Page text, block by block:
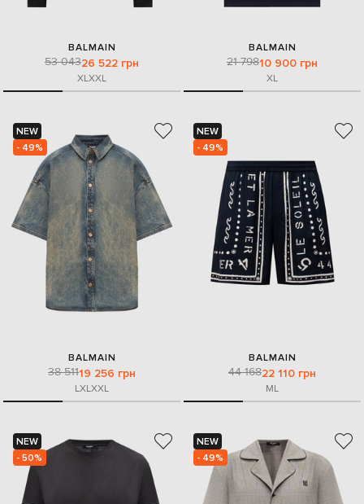
BALMAIN
53 04326 522 грн
XLXXL
BALMAIN
21 79810 900 грн
XL
NEW
- 49%
BALMAIN
38 51119 256 грн
LXLXXL
NEW
- 49%
BALMAIN
44 16822 110 грн
ML
NEW
- 50%
NEW
- 49%